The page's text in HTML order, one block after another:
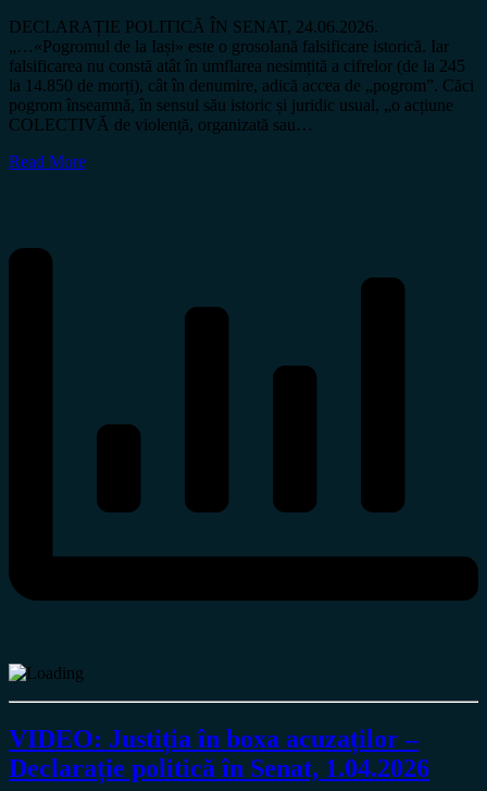
DECLARAȚIE POLITICĂ ÎN SENAT, 24.06.2026.
„…«Pogromul de la Iași» este o grosolană falsificare istorică. Iar
falsificarea nu constă atât în umflarea nesimțită a cifrelor (de la 245
la 14.850 de morți), cât în denumire, adică accea de „pogrom”. Căci
pogrom înseamnă, în sensul său istoric și juridic usual, „o acțiune
COLECTIVĂ de violență, organizată sau…
Read More
VIDEO: Justiția în boxa acuzaților –
Declarație politică în Senat, 1.04.2026